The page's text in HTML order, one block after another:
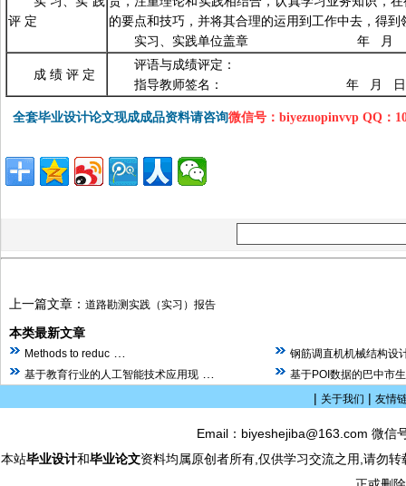
评 定
的要点和技巧，并将其合理的运用到工作中去，得
实习、实践单位盖章 年 月
成 绩 评 定
评语与成绩评定：
指导教师签名： 年 月 日
全套毕业设计论文现成成品资料请咨询微信号：biyezuopinvvp QQ
上一篇文章： 道路勘测实践（实习）报告
本类最新文章
Methods to reduc
钢筋调直机机械结构设
基于教育行业的人工智能技术应用现
基于POI数据的巴中市
| 关于我们 | 友情
Email：biyeshejiba@163.com 微
本站毕业设计和毕业论文资料均属原创者所有,仅供学习交流之用,请勿